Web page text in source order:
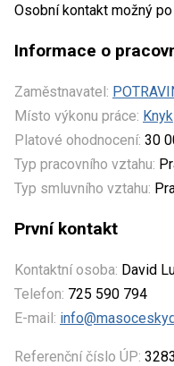
Osobní kontakt možný
Informace o
Zaměstnavatel:
Místo výkonu práce: Knyk
Platové ohodnocení: 30
Typ pracovního vztahu:
Typ smluvního vztahu:
První kontakt
Kontaktní osoba: David
Telefon: 725 590 794
E-mail:
Referenční číslo ÚP: